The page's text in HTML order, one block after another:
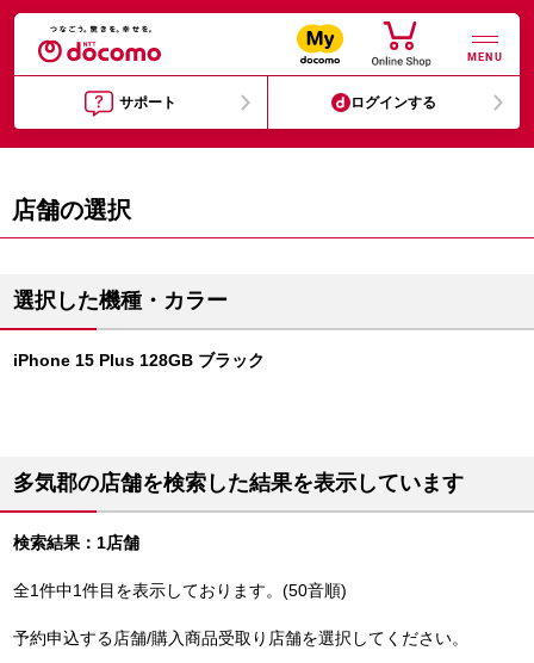
MENU
サポート ログインする
店舗の選択
選択した機種・カラー
iPhone 15 Plus 128GB ブラック
多気郡の店舗を検索した結果を表示しています
検索結果：1店舗
全1件中1件目を表示しております。(50音順)
予約申込する店舗/購入商品受取り店舗を選択してください。